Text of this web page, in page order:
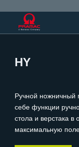
HY
Ручной ножничный
себе функции
стола и верстака
максимальную